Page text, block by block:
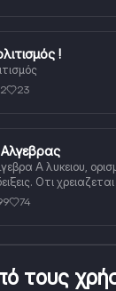
!
23
Α λυκειου,
Οτι
κομματι της
74
τους